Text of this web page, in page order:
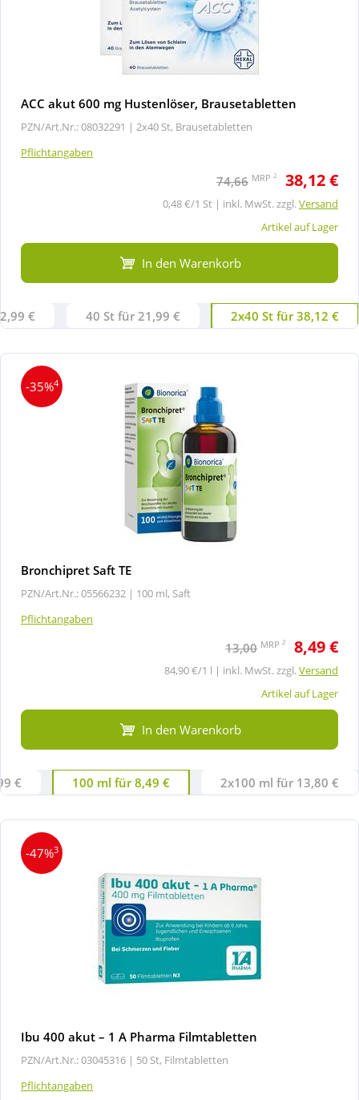
ACC akut 600 mg Hustenlöser, Brausetabletten
PZN/Art.Nr.: 08032291 | 2x40 St, Brausetabletten
Pflichtangaben
74,66 MRP 2 38,12 €
0,48 €/1 St | inkl. MwSt. zzgl.Versand
Artikel auf Lager
In den Warenkorb
€ 40 St für 21,99 € 2x40 St für 38,12 €
-35%4
Bronchipret Saft TE
PZN/Art.Nr.: 05566232 | 100 ml, Saft
Pflichtangaben
13,00 MRP 2 8,49 €
84,90 €/1 l | inkl. MwSt. zzgl.Versand
Artikel auf Lager
In den Warenkorb
€ 100 ml für 8,49 € 2x100 ml für 13,80 €
-47%3
Ibu 400 akut – 1 A Pharma Filmtabletten
PZN/Art.Nr.: 03045316 | 50 St, Filmtabletten
Pflichtangaben